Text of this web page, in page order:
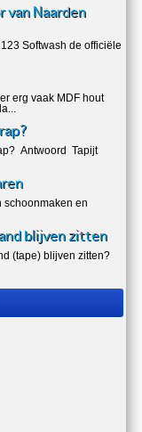
van Naarden
Softwash de officiële
erg vaak MDF hout
Antwoord Tapijt
schoonmaken en
blijven zitten
(tape) blijven zitten?